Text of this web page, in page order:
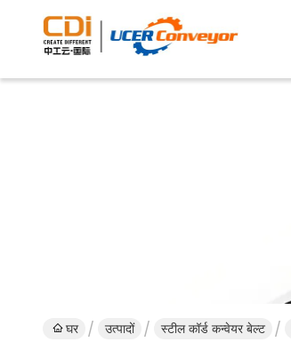
घर उत्पादों स्टील कॉर्ड कन्वेयर बेल्ट